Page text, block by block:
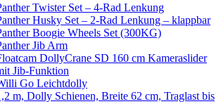
Twister Set – 4-Rad Lenkung
Husky Set – 2-Rad Lenkung – klappbar
Boogie Wheels Set (300KG)
Jib Arm
DollyCrane SD 160 cm Kameraslider
Jib-Funktion
Go Leichtdolly
m, Dolly Schienen, Breite 62 cm, Traglast bis